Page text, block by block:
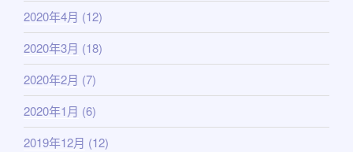
2020年4月 (12)
2020年3月 (18)
2020年2月 (7)
2020年1月 (6)
2019年12月 (12)